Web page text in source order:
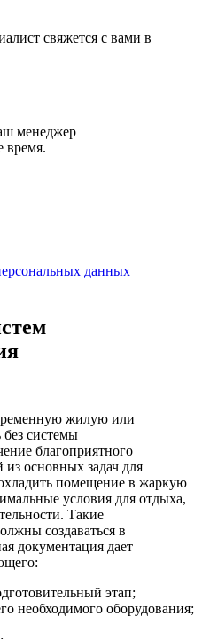
свяжется с вами в
менеджер
время.
данных
жилую или
системы
благоприятного
из основных задач для
помещение в жаркую
условия для отдыха,
Такие
создаваться в
документация дает
этап;
необходимого оборудования;